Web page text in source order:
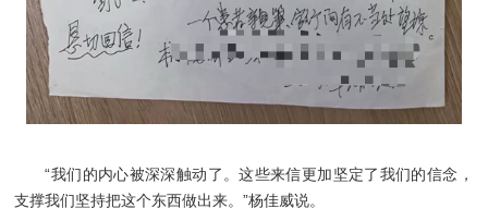
“我们的内心被深深触动了。这些来信更加坚定了我们的信念，
支撑我们坚持把这个东西做出来。”杨佳威说。